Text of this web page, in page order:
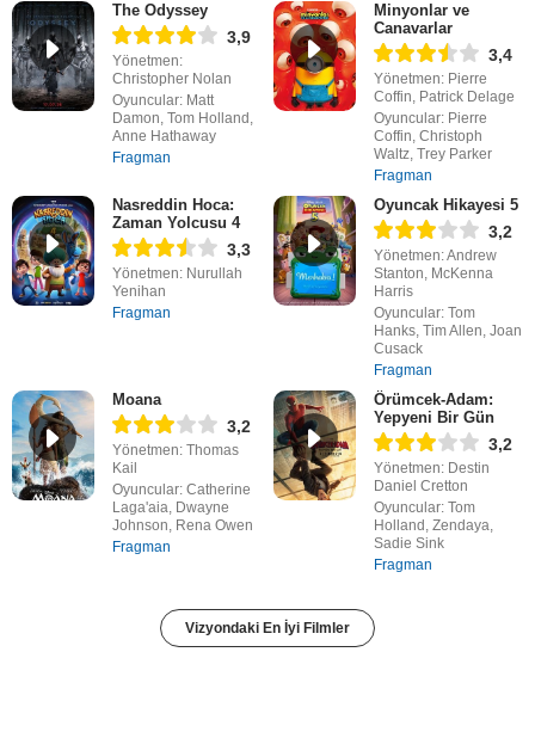
The Odyssey
3,9
Yönetmen:
Christopher Nolan
Oyuncular: Matt
Damon, Tom Holland,
Anne Hathaway
Fragman
Minyonlar ve
Canavarlar
3,4
Yönetmen: Pierre
Coffin, Patrick Delage
Oyuncular: Pierre
Coffin, Christoph
Waltz, Trey Parker
Fragman
Nasreddin Hoca:
Zaman Yolcusu 4
3,3
Yönetmen: Nurullah
Yenihan
Fragman
Oyuncak Hikayesi 5
3,2
Yönetmen: Andrew
Stanton, McKenna
Harris
Oyuncular: Tom
Hanks, Tim Allen, Joan
Cusack
Fragman
Moana
3,2
Yönetmen: Thomas
Kail
Oyuncular: Catherine
Laga'aia, Dwayne
Johnson, Rena Owen
Fragman
Örümcek-Adam:
Yepyeni Bir Gün
3,2
Yönetmen: Destin
Daniel Cretton
Oyuncular: Tom
Holland, Zendaya,
Sadie Sink
Fragman
Vizyondaki En İyi Filmler